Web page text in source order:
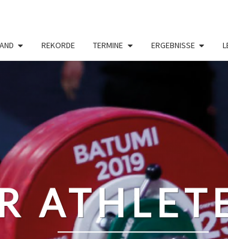
REKORDE TERMINE ERGEBNISSE